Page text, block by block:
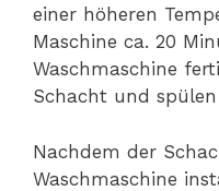
einer höheren
Maschine ca. 20
Waschmaschine
Schacht und
Nachdem der
Waschmaschine